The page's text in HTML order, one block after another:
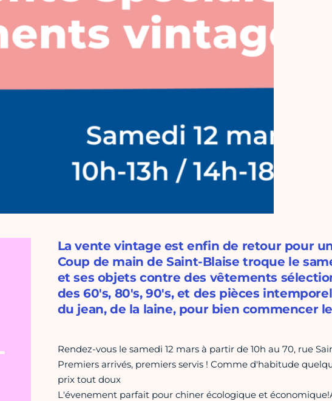
La vente vintage est enfin de retour pour
Coup de main de Saint-Blaise troque le
et ses objets contre des vêtements
des 60's, 80's, 90's, et des pièces
du jean, de la laine, pour bien commencer
Rendez-vous le samedi 12 mars à partir de 10h au 70, rue
Premiers arrivés, premiers servis ! Comme d'habitude
prix tout doux
L'évenement parfait pour chiner écologique et